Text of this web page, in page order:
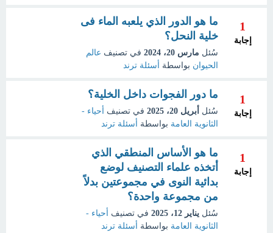
1
إجابة
ما هو الدور الذي يلعبه الماء فى
خلية النحل؟
سُئل مارس 20، 2024 في تصنيف عالم
الحيوان بواسطة أسئلة ترند
1
إجابة
ما دور الفجوات داخل الخلية؟
سُئل أبريل 20، 2025 في تصنيف
أحياء -
الثانوية العامة بواسطة أسئلة ترند
1
إجابة
ما هو الأساس المنطقي الذي
أتخذه علماء التصنيف لوضع
بدائية النوى في مجموعتين بدلاً
من مجموعة واحدة؟
سُئل يناير 12، 2025 في تصنيف
أحياء -
الثانوية العامة بواسطة أسئلة ترند